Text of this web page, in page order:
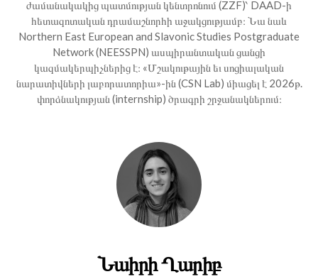
ժամանակակից պատմության կենտրոնում (ZZF)՝ DAAD-ի
հետազոտական դրամաշնորհի աջակցությամբ։ Նա նաև
Northern East European and Slavonic Studies Postgraduate
Network (NEESSPN) ասպիրանտական ցանցի
կազմակերպիչներից է։ «Մշակութային եւ սոցիալական
նարատիվների լաբորատորիա»-ին (CSN Lab) միացել է 2026թ.
փորձնակության (internship) ծրագրի շրջանակներում։
Նաիրի Ղարիբ